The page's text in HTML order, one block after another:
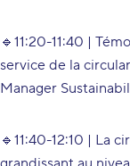
🔹11:20-11:40 |
service de la
Manager
🔹11:40-12:10 | La